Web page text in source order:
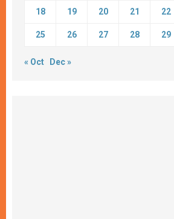
18 19 20 21 22
25 26 27 28 29
« Oct Dec »